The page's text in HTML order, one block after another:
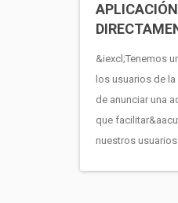
&iexcl;Tenemos
los usuarios de
de anunciar una
que
nuestros